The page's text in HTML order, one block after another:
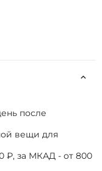
после
вещи для
₽, за МКАД - от 800